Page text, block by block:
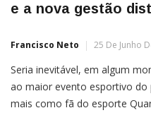
e a nova gestão
Francisco Neto 25 De Junho
Seria inevitável, em algum
ao maior evento esportivo do
mais como fã do esporte